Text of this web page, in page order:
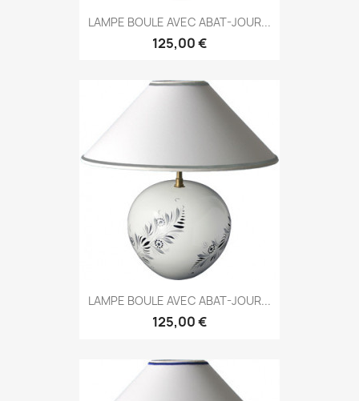
LAMPE BOULE AVEC ABAT-JOUR...
125,00 €
LAMPE BOULE AVEC ABAT-JOUR...
125,00 €